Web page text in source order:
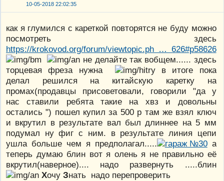
10-05-2018 22:02:35
как я глумился с кареткой повторятся не буду можно
посмотреть здесь
https://krokovod.org/forum/viewtopic.ph … 626#p58626
не делайте так вобщем...... здесь
торцевая фреза нужна
в итоге пока
делал решился на китайскую каретку на
промах(продавцы присоветовали, говорили "да у
нас ставили ребята такие на хвз и довольны
остались ") пошел купил за 500 р там же взял ключ
и вкрутил в результате вал был длиннее на 5 мм
подумал ну фиг с ним. в результате линия цепи
ушла больше чем я предполагал.....
а
теперь думаю блин вот я олень я не правильно её
вкрутил(наверное).... надо развернуть .....блин
Хочу Знать надо перепроверить